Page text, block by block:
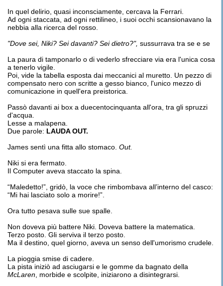
In quel delirio, quasi inconsciamente, cercava la Ferrari.
Ad ogni staccata, ad ogni rettilineo, i suoi occhi scansionavano la
nebbia alla ricerca del rosso.
"Dove sei, Niki? Sei davanti? Sei dietro?", sussurrava tra se e se
La paura di tamponarlo o di vederlo sfrecciare via era l'unica cosa
a tenerlo vigile.
Poi, vide la tabella esposta dai meccanici al muretto. Un pezzo di
compensato nero con scritte a gesso bianco, l'unico mezzo di
comunicazione in quell'era preistorica.
Passò davanti ai box a duecentocinquanta all'ora, tra gli spruzzi
d'acqua.
Lesse a malapena.
Due parole: LAUDA OUT.
James sentì una fitta allo stomaco. Out.
Niki si era fermato.
Il Computer aveva staccato la spina.
“Maledetto!”, gridò, la voce che rimbombava all’interno del casco:
“Mi hai lasciato solo a morire!”.
Ora tutto pesava sulle sue spalle.
Non doveva più battere Niki. Doveva battere la matematica.
Terzo posto. Gli serviva il terzo posto.
Ma il destino, quel giorno, aveva un senso dell'umorismo crudele.
La pioggia smise di cadere.
La pista iniziò ad asciugarsi e le gomme da bagnato della
McLaren , morbide e scolpite, iniziarono a disintegrarsi.